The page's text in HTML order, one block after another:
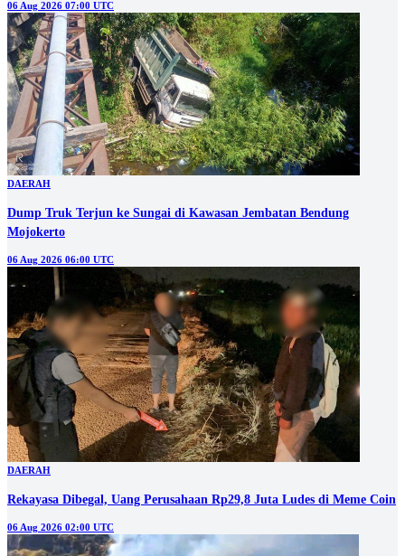
06 Aug 2026 07:00 UTC
DAERAH
Dump Truk Terjun ke Sungai di Kawasan Jembatan Bendung
Mojokerto
06 Aug 2026 06:00 UTC
DAERAH
Rekayasa Dibegal, Uang Perusahaan Rp29,8 Juta Ludes di Meme Coin
06 Aug 2026 02:00 UTC